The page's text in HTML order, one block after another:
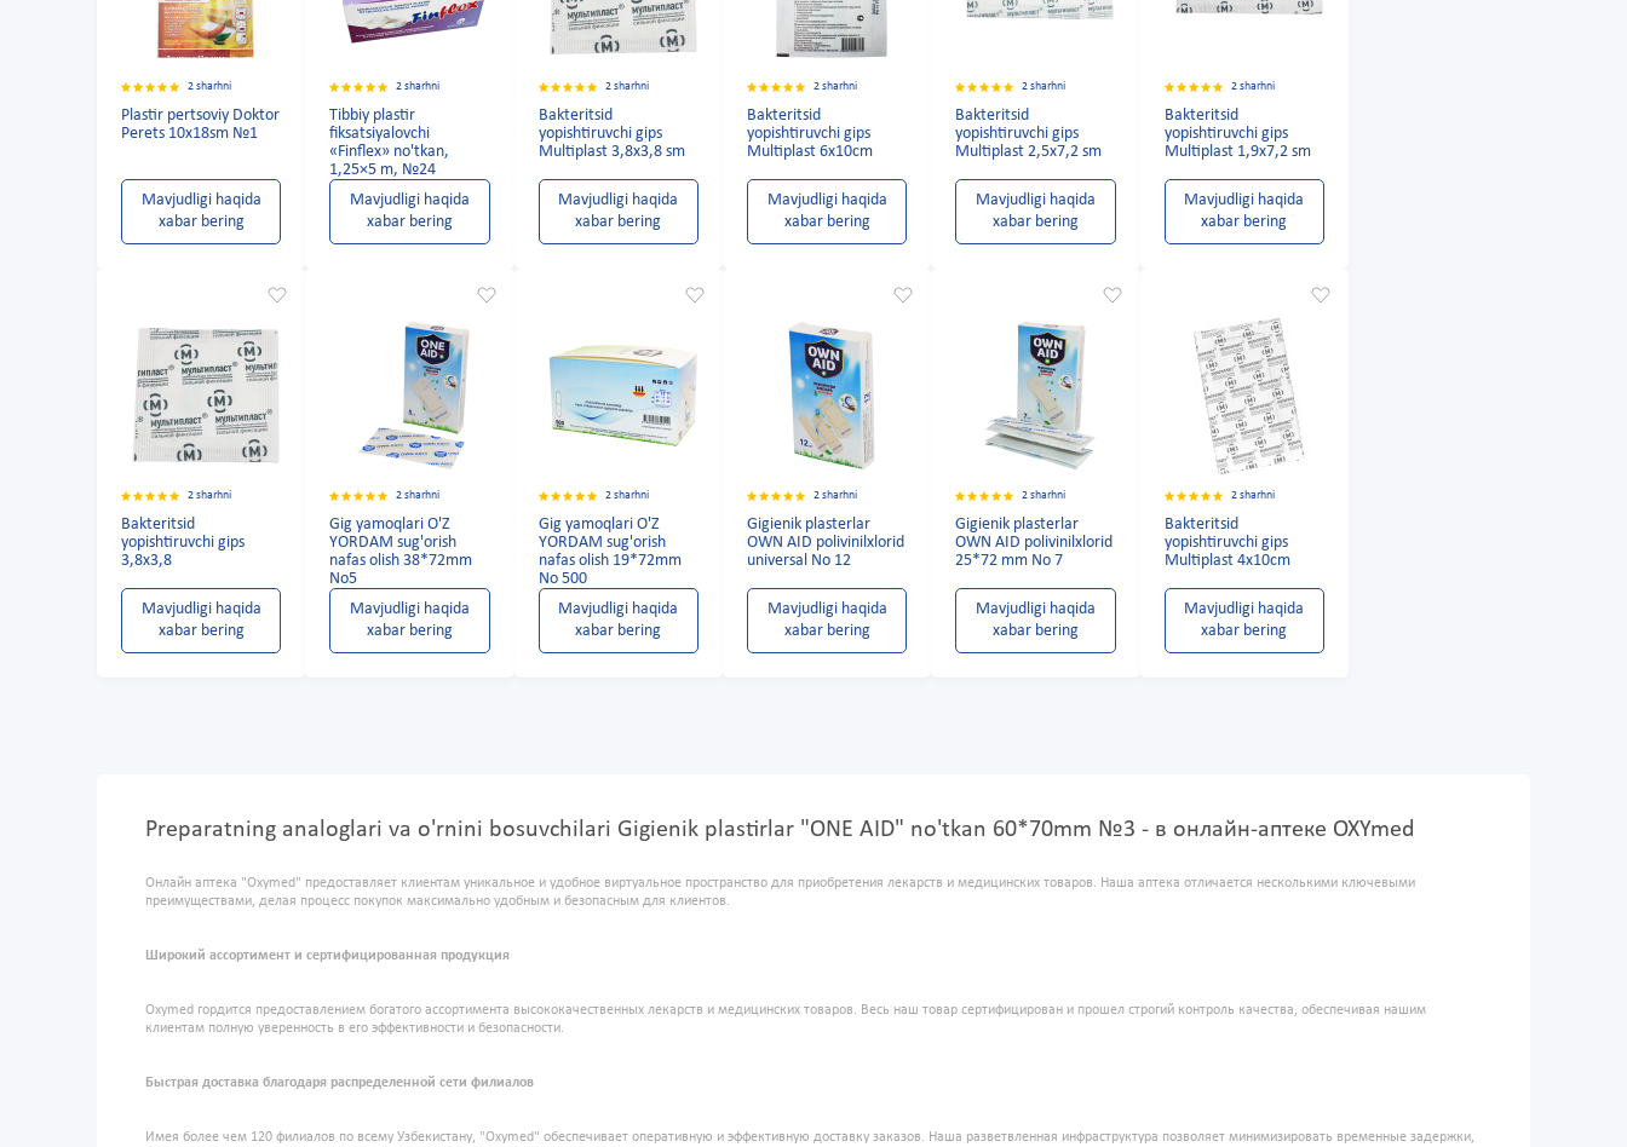
2 sharhni
Plastir pertsoviy Doktor
Perets 10x18sm №1
Mavjudligi haqida
xabar bering
2 sharhni
Tibbiy plastir
fiksatsiyalovchi
«Finflex» no'tkan,
1,25×5 m, №24
Mavjudligi haqida
xabar bering
2 sharhni
Bakteritsid
yopishtiruvchi gips
Multiplast 3,8x3,8 sm
Mavjudligi haqida
xabar bering
2 sharhni
Bakteritsid
yopishtiruvchi gips
Multiplast 6x10cm
Mavjudligi haqida
xabar bering
2 sharhni
Bakteritsid
yopishtiruvchi gips
Multiplast 2,5x7,2 sm
Mavjudligi haqida
xabar bering
2 sharhni
Bakteritsid
yopishtiruvchi gips
Multiplast 1,9x7,2 sm
Mavjudligi haqida
xabar bering
2 sharhni
Bakteritsid
yopishtiruvchi gips
3,8x3,8
Mavjudligi haqida
xabar bering
2 sharhni
Gig yamoqlari O'Z
YORDAM sug'orish
nafas olish 38*72mm
No5
Mavjudligi haqida
xabar bering
2 sharhni
Gig yamoqlari O'Z
YORDAM sug'orish
nafas olish 19*72mm
No 500
Mavjudligi haqida
xabar bering
2 sharhni
Gigienik plasterlar
OWN AID polivinilxlorid
universal No 12
Mavjudligi haqida
xabar bering
2 sharhni
Gigienik plasterlar
OWN AID polivinilxlorid
25*72 mm No 7
Mavjudligi haqida
xabar bering
2 sharhni
Bakteritsid
yopishtiruvchi gips
Multiplast 4x10cm
Mavjudligi haqida
xabar bering
Preparatning analoglari va o'rnini bosuvchilari Gigienik plastirlar "ONE AID" no'tkan 60*70mm №3 - в онлайн-аптеке OXYmed
Онлайн аптека "Oxymed" предоставляет клиентам уникальное и удобное виртуальное пространство для приобретения лекарств и медицинских товаров. Наша аптека отличается несколькими ключевыми
преимуществами, делая процесс покупок максимально удобным и безопасным для клиентов.
Широкий ассортимент и сертифицированная продукция
Oxymed гордится предоставлением богатого ассортимента высококачественных лекарств и медицинских товаров. Весь наш товар сертифицирован и прошел строгий контроль качества, обеспечивая нашим
клиентам полную уверенность в его эффективности и безопасности.
Быстрая доставка благодаря распределенной сети филиалов
Имея более чем 120 филиалов по всему Узбекистану, "Oxymed" обеспечивает оперативную и эффективную доставку заказов. Наша разветвленная инфраструктура позволяет минимизировать временные задержки,